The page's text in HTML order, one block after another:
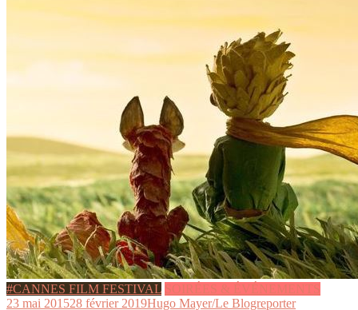
#CANNES FILM FESTIVAL SOIRÉES & ÉVÉNEMENTS
23 mai 201528 février 2019Hugo Mayer/Le Blogreporter